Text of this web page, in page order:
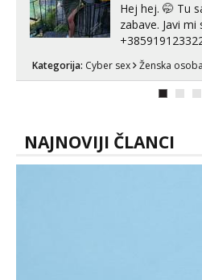
Hej hej. 🤭 Tu
zabave. Javi
Whatsapp). 🤙 NE javljaj se na uzivo.
Hvala.
Kategorija: Cyber sex Ženska
NAJNOVIJI ČLANCI